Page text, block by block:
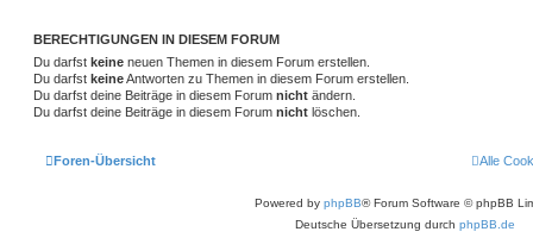
BERECHTIGUNGEN IN DIESEM FORUM
Du darfst keine neuen Themen in diesem Forum erstellen.
Du darfst keineAntworten zu Themen in diesem Forum erstellen.
Du darfst deine Beiträge in diesem Forum nicht ändern.
Du darfst deine Beiträge in diesem Forum nicht löschen.
Foren-Übersicht Alle
Powered by phpBB® Forum Software © phpBB
Deutsche Übersetzung durch phpBB.de